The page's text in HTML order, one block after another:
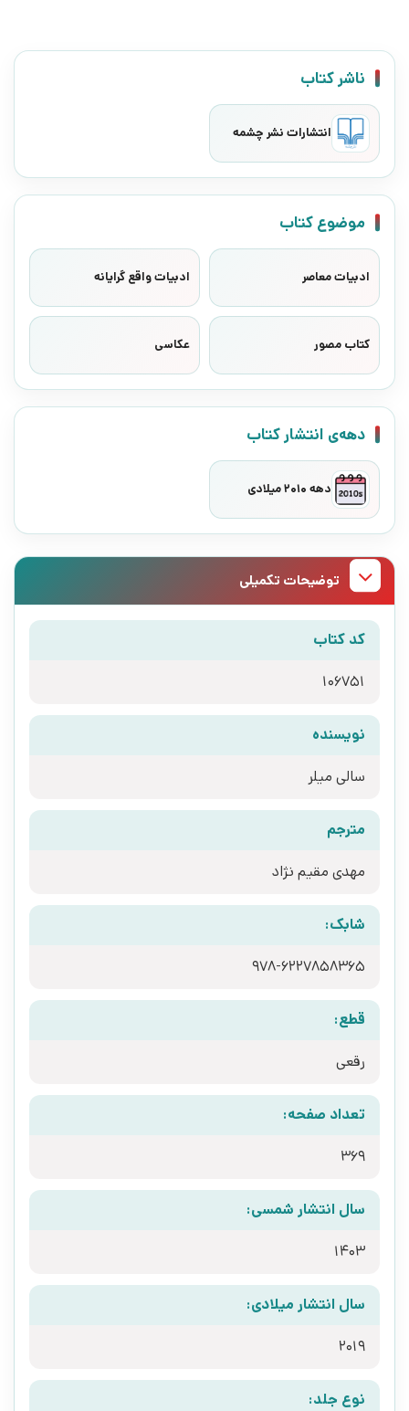
ناشر کتاب
انتشارات نشر چشمه
موضوع کتاب
ادبیات معاصر ادبیات واقع گرایانه
کتاب مصور عکاسی
دهه‌ی انتشار کتاب
دهه 2010 میلادی
توضیحات تکمیلی
کد کتاب
106751
نویسنده
سالی میلر
مترجم
مهدی مقیم نژاد
شابک:
قطع:
رقعی
تعداد صفحه:
369
سال انتشار شمسی:
1403
سال انتشار میلادی:
2019
نوع جلد: